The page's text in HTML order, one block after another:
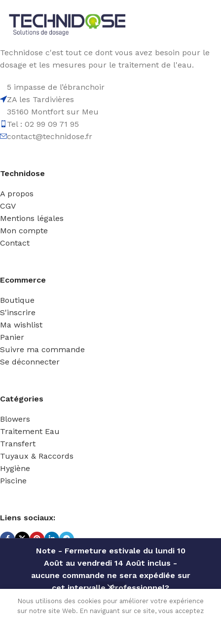
Note - Fermeture estivale du lundi 10
Août au vendredi 14 Août inclus -
aucune commande ne sera expédiée sur
cet intervalle. Professionnel?
Contactez notre service commercial
pour des offres personnalisées, des
Technidose c'est tout ce dont vous avez besoin pour le
dosage et les mesures pour le traitement de l'eau.
5 impasse de l’ébranchoir
ZA les Tardivières
35160 Montfort sur Meu
Tel : 02 99 09 71 95
contact@technidose.fr
Technidose
A propos
CGV
Mentions légales
Mon compte
Contact
Ecommerce
Boutique
S'inscrire
Ma wishlist
Panier
Suivre ma commande
Se déconnecter
Catégories
Blowers
Traitement Eau
Transfert
Tuyaux & Raccords
Hygiène
Piscine
Liens sociaux:
TECHNIDOSE 2022 Réalisé parACS INFORMATIQUE
Nous utilisons des cookies pour améliorer votre expérience
sur notre site Web. En naviguant sur ce site, vous acceptez
CLAPET A
LEVRE 1-20L/H
10.80€
En stock